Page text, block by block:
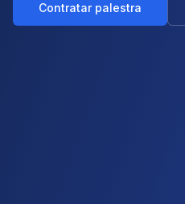
Contratar palestra